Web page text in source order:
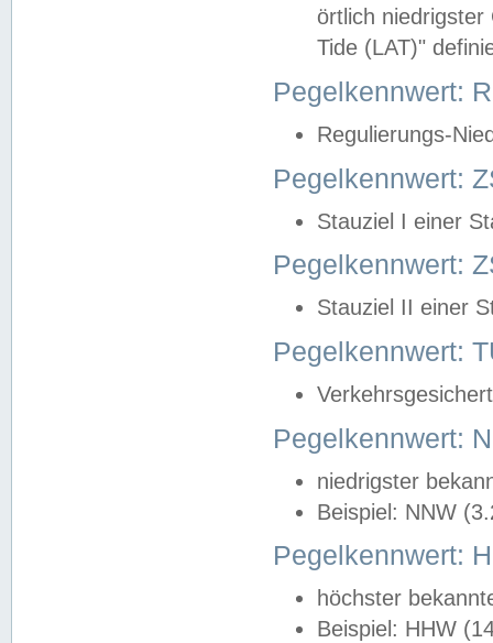
örtlich
Tide (LAT)"
Pegelkennwert:
Regulierungs-
Pegelkennwert:
Stauziel I einer
Pegelkennwert:
Stauziel II einer
Pegelkennwert:
Pegelkennwert:
niedrigster
Beispiel: NNW
Pegelkennwert:
höchster
Beispiel: HHW